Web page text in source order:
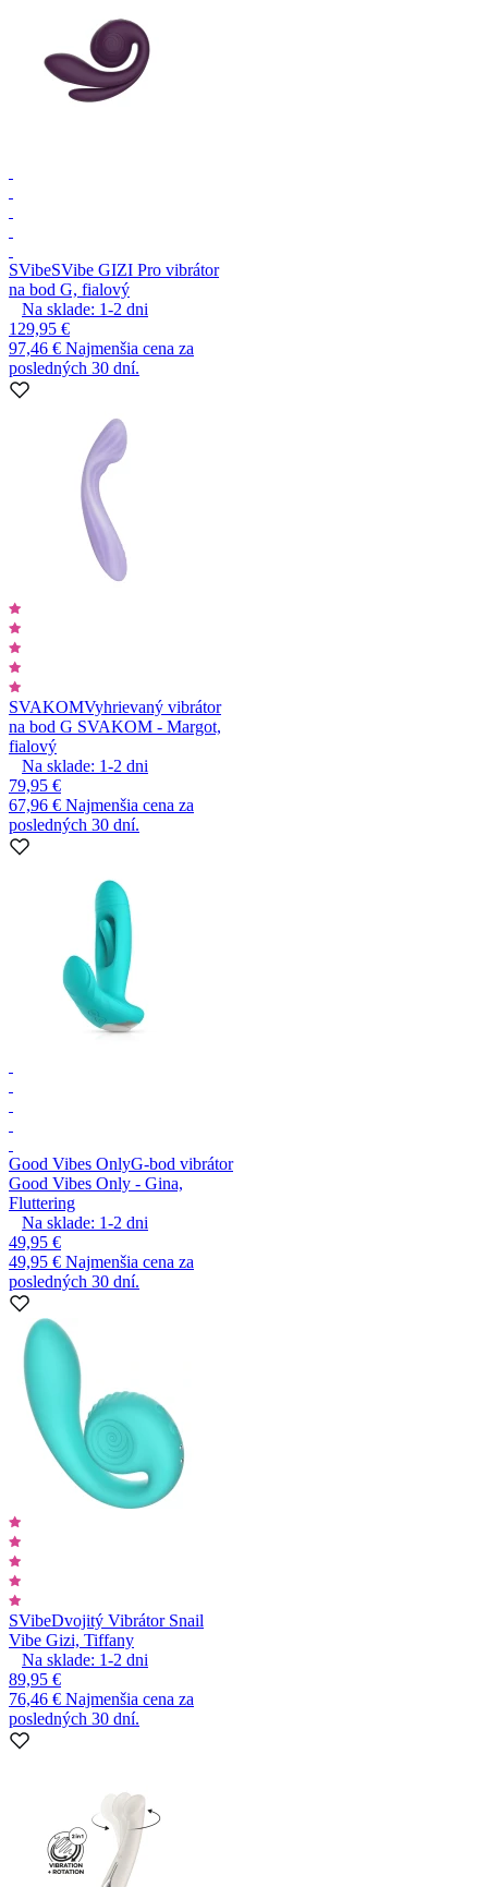
SVibeSVibe GIZI Pro vibrátor
na bod G, fialový
Na sklade: 1-2 dni
129,95 €
97,46 € Najmenšia cena za
posledných 30 dní.
SVAKOMVyhrievaný vibrátor
na bod G SVAKOM - Margot,
fialový
Na sklade: 1-2 dni
79,95 €
67,96 € Najmenšia cena za
posledných 30 dní.
Good Vibes OnlyG-bod vibrátor
Good Vibes Only - Gina,
Fluttering
Na sklade: 1-2 dni
49,95 €
49,95 € Najmenšia cena za
posledných 30 dní.
SVibeDvojitý Vibrátor Snail
Vibe Gizi, Tiffany
Na sklade: 1-2 dni
89,95 €
76,46 € Najmenšia cena za
posledných 30 dní.